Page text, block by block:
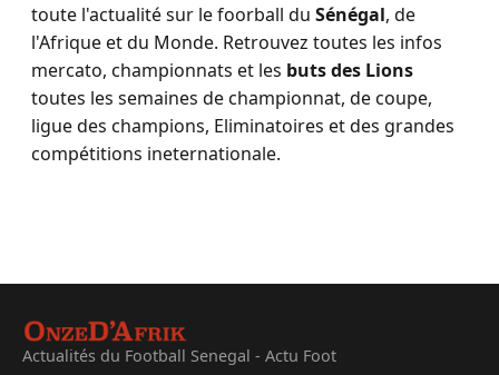
toute l'actualité sur le foorball du Sénégal, de
l'Afrique et du Monde. Retrouvez toutes les infos
mercato, championnats et les buts des Lions
toutes les semaines de championnat, de coupe,
ligue des champions, Eliminatoires et des grandes
compétitions ineternationale.
Actualités du Football Senegal - Actu Foot